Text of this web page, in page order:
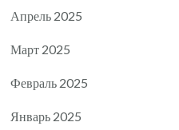
Апрель 2025
Март 2025
Февраль 2025
Январь 2025